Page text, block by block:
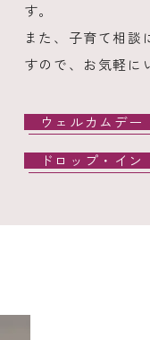
す。
また、子育て相談
すので、お気軽に
ウェルカムデー
ドロップ・イン